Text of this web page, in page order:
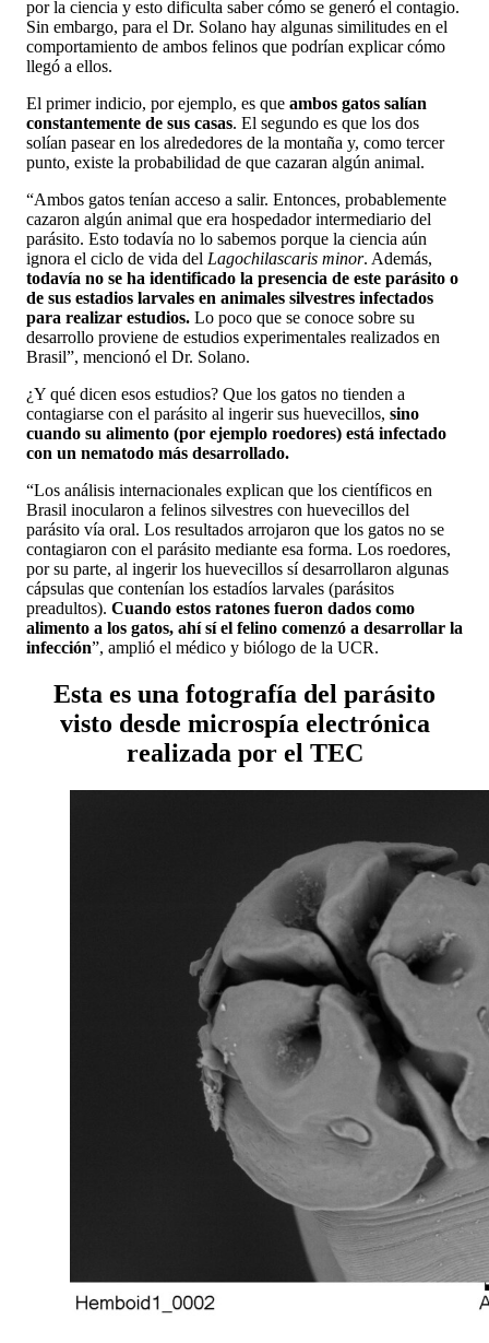
por la ciencia y esto dificulta saber cómo se generó el contagio.
Sin embargo, para el Dr. Solano hay algunas similitudes en el
comportamiento de ambos felinos que podrían explicar cómo
llegó a ellos.
El primer indicio, por ejemplo, es que ambos gatos salían
constantemente de sus casas. El segundo es que los dos
solían pasear en los alrededores de la montaña y, como tercer
punto, existe la probabilidad de que cazaran algún animal.
“Ambos gatos tenían acceso a salir. Entonces, probablemente
cazaron algún animal que era hospedador intermediario del
parásito. Esto todavía no lo sabemos porque la ciencia aún
ignora el ciclo de vida del Lagochilascaris minor. Además,
todavía no se ha identificado la presencia de este parásito o
de sus estadios larvales en animales silvestres infectados
para realizar estudios. Lo poco que se conoce sobre su
desarrollo proviene de estudios experimentales realizados en
Brasil”, mencionó el Dr. Solano.
¿Y qué dicen esos estudios? Que los gatos no tienden a
contagiarse con el parásito al ingerir sus huevecillos, sino
cuando su alimento (por ejemplo roedores) está infectado
con un nematodo más desarrollado.
“Los análisis internacionales explican que los científicos en
Brasil inocularon a felinos silvestres con huevecillos del
parásito vía oral. Los resultados arrojaron que los gatos no se
contagiaron con el parásito mediante esa forma. Los roedores,
por su parte, al ingerir los huevecillos sí desarrollaron algunas
cápsulas que contenían los estadíos larvales (parásitos
preadultos). Cuando estos ratones fueron dados como
alimento a los gatos, ahí sí el felino comenzó a desarrollar la
infección”, amplió el médico y biólogo de la UCR.
Esta es una fotografía del parásito
visto desde microspía electrónica
realizada por el TEC